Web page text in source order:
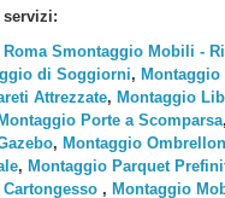
Smontaggio Mobili -
di Soggiorni,
Attrezzate, Montaggio
Montaggio Porte a Scomparsa,
, Montaggio
, Montaggio Parquet
, Montaggio